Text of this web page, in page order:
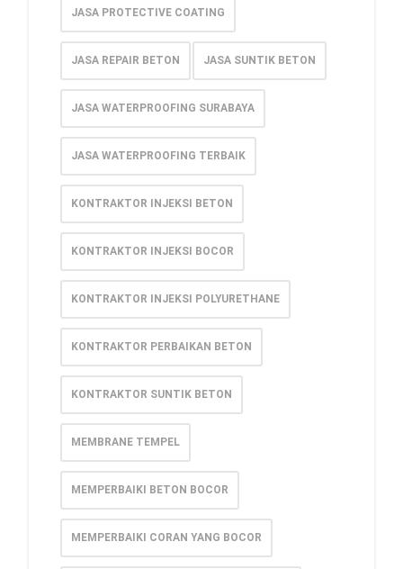
JASA PROTECTIVE COATING
JASA REPAIR BETON JASA SUNTIK BETON
JASA WATERPROOFING SURABAYA
JASA WATERPROOFING TERBAIK
KONTRAKTOR INJEKSI BETON
KONTRAKTOR INJEKSI BOCOR
KONTRAKTOR INJEKSI POLYURETHANE
KONTRAKTOR PERBAIKAN BETON
KONTRAKTOR SUNTIK BETON
MEMBRANE TEMPEL
MEMPERBAIKI BETON BOCOR
MEMPERBAIKI CORAN YANG BOCOR